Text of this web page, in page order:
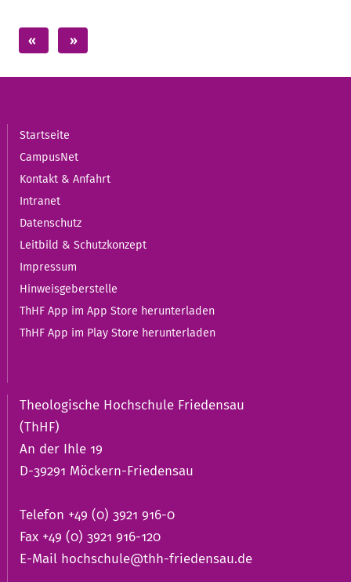
Startseite
CampusNet
Kontakt & Anfahrt
Intranet
Datenschutz
Leitbild & Schutzkonzept
Impressum
Hinweisgeberstelle
ThHF App im App Store herunterladen
ThHF App im Play Store herunterladen
Theologische Hochschule Friedensau
(ThHF)
An der Ihle 19
D-39291 Möckern-Friedensau
Telefon +49 (0) 3921 916-0
Fax +49 (0) 3921 916-120
E-Mail hochschule@thh-friedensau.de